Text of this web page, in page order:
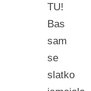
TU!
Bas
sam
se
slatko